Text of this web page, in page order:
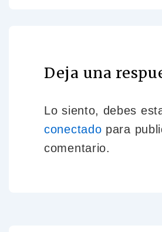
Deja una
Lo siento, debes
conectado para
comentario.